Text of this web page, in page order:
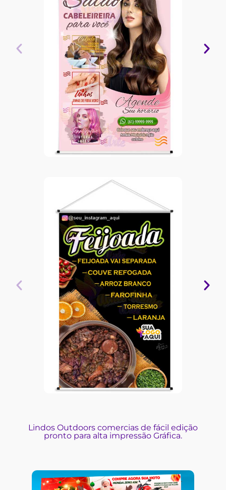
Lindos Outdoors comercias de fácil edição
pronto para alta impressão Gráfica.